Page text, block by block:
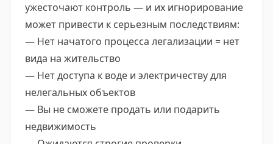
ужесточают контроль — и их игнорирование
может привести к серьезным последствиям:
— Нет начатого процесса легализации = нет
вида на жительство
— Нет доступа к воде и электричеству для
нелегальных объектов
— Вы не сможете продать или подарить
недвижимость